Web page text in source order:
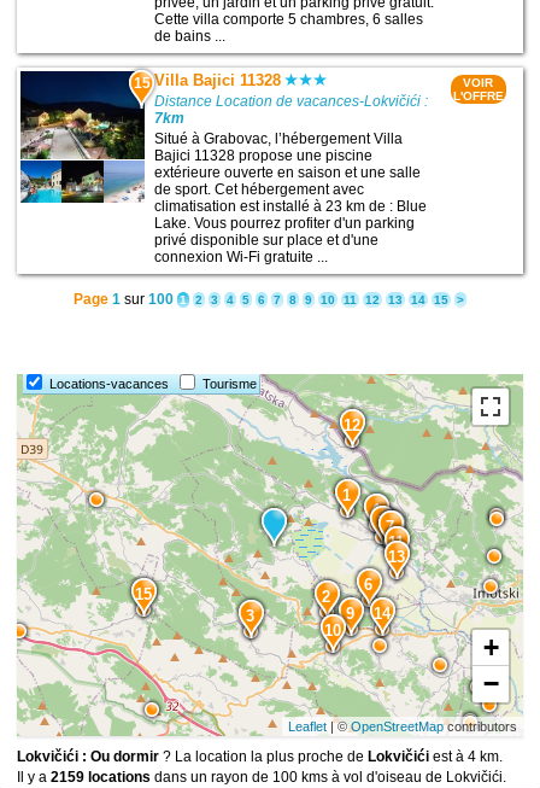
Cette villa comporte 5 chambres, 6 salles
de bains ...
15 Villa Bajici 11328
Distance Location de vacances-Lokvičići :
7km
Situé à Grabovac, l’hébergement Villa
Bajici 11328 propose une piscine
extérieure ouverte en saison et une salle
de sport. Cet hébergement avec
climatisation est installé à 23 km de : Blue
Lake. Vous pourrez profiter d'un parking
privé disponible sur place et d'une
connexion Wi-Fi gratuite ...
VOIR
L'OFFRE
Page 1 sur 100 1 2 3 4 5 6 7 8 9 10 11 12 13 14 15 >
Locations-vacances Tourisme
15
14
13
12
11
10
9
8
7
6
5
4
3
2
1
+
−
Leaflet| © OpenStreetMapcontributors
Lokvičići : Ou dormir ? La location la plus proche de Lokvičići est à 4 km.
Il y a2159 locations dans un rayon de 100 kms à vol d'oiseau de Lokvičići.